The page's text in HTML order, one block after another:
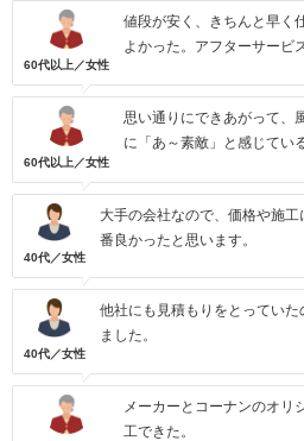
60代以上／女性
値段が安く、きちんと早く
よかった。アフターサービ
60代以上／女性
思い通りにできあがって、
に「あ～素敵」と感じている
40代／女性
大手の会社なので、価格や施
番良かったと思います。
40代／女性
他社にも見積もりをとってい
ました。
メーカーとコーナンのオリ
工できた。